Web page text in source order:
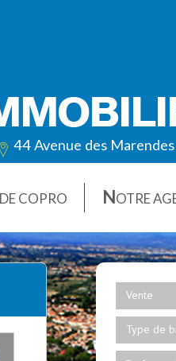
44 Avenue des
COPRO NOTRE
Vente
Type de